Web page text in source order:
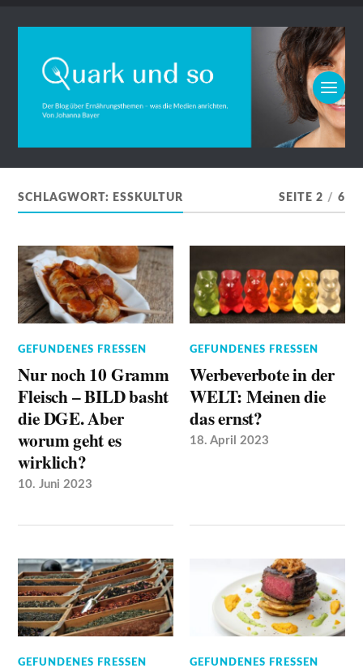
SCHLAGWORT: ESSKULTUR SEITE 2 / 6
GEFUNDENES FRESSEN
Nur noch 10 Gramm
Fleisch – BILD basht
die DGE. Aber
worum geht es
wirklich?
10. Juni 2023
GEFUNDENES FRESSEN
Werbeverbote in der
WELT: Meinen die
das ernst?
18. April 2023
GEFUNDENES FRESSEN GEFUNDENES FRESSEN